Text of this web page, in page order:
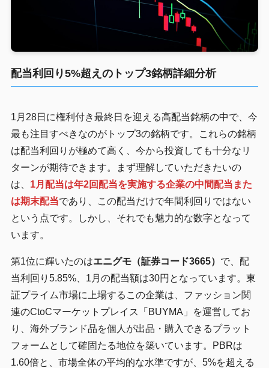
配当利回り5%超えのトップ3銘柄詳細分析
1月28日に権利付き最終日を迎える高配当銘柄の中で、今
最も注目すべきなのがトップ3の銘柄です。これらの銘柄
は配当利回りが極めて高く、今から投資しても十分なリ
ターンが期待できます。まず理解していただきたいの
は、 1月配当は年2回配当を実施する企業の中間配当また
は期末配当であり、この配当だけで年間利回りではない
という点です。しかし、それでも魅力的な数字となって
います。
第1位に輝いたのはエニグモ（証券コード3665） で、配
当利回り5.85%、1月の配当額は30円となっています。東
証プライム市場に上場するこの企業は、ファッション関
連のCtoCマーケットプレイス「BUYMA」を運営してお
り、海外ブランド品を個人が出品・購入できるプラット
フォームとして確固たる地位を築いています。PBRは
1.60倍と、市場全体の平均的な水準ですが、5%を超える